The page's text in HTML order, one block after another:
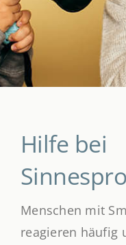
Hilfe bei
Menschen mit
reagieren häufig